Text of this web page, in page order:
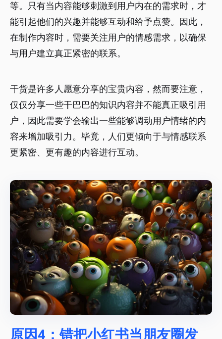
等。只有当内容能够刺激到用户内在的需求时，才
能引起他们的兴趣并能够互动和给予点赞。因此，
在制作内容时，需要关注用户的情感需求，以确保
与用户建立真正紧密的联系。
干货是许多人愿意分享的宝贵内容，然而要注意，
仅仅分享一些干巴巴的知识内容并不能真正吸引用
户，因此需要学会输出一些能够调动用户情绪的内
容来增加吸引力。毕竟，人们更倾向于与情感联系
更紧密、更有趣的内容进行互动。
原因4：错把小红书当朋友圈发